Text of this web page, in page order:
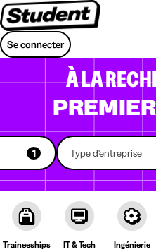
Se connecter
À LA
1 Type d'entreprise
Traineeships IT & Tech Ingénierie